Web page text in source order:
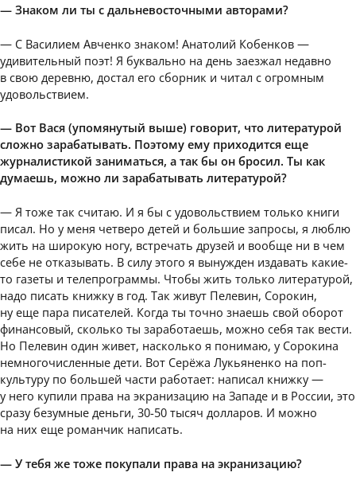
— Знаком ли ты с дальневосточными авторами?
— С Василием Авченко знаком! Анатолий Кобенков —
удивительный поэт! Я буквально на день заезжал недавно
в свою деревню, достал его сборник и читал с огромным
удовольствием.
— Вот Вася (упомянутый выше) говорит, что литературой
сложно зарабатывать. Поэтому ему приходится еще
журналистикой заниматься, а так бы он бросил. Ты как
думаешь, можно ли зарабатывать литературой?
— Я тоже так считаю. И я бы с удовольствием только книги
писал. Но у меня четверо детей и большие запросы, я люблю
жить на широкую ногу, встречать друзей и вообще ни в чем
себе не отказывать. В силу этого я вынужден издавать какие-
то газеты и телепрограммы. Чтобы жить только литературой,
надо писать книжку в год. Так живут Пелевин, Сорокин,
ну еще пара писателей. Когда ты точно знаешь свой оборот
финансовый, сколько ты заработаешь, можно себя так вести.
Но Пелевин один живет, насколько я понимаю, у Сорокина
немногочисленные дети. Вот Серёжа Лукьяненко на поп-
культуру по большей части работает: написал книжку —
у него купили права на экранизацию на Западе и в России, это
сразу безумные деньги, 30-50 тысяч долларов. И можно
на них еще романчик написать.
— У тебя же тоже покупали права на экранизацию?